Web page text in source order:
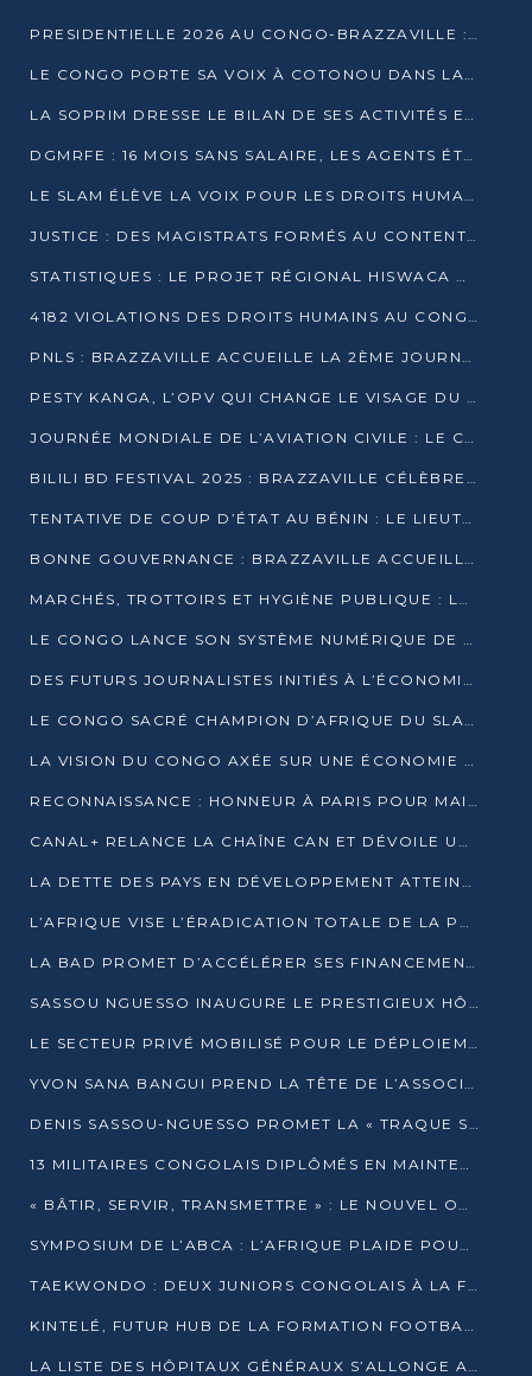
PRESIDENTIELLE 2026 AU CONGO-BRAZZAVILLE : UN CASTING ÉLARGI
LE CONGO PORTE SA VOIX À COTONOU DANS LA LUTTE CONTRE LA TUBERCULOSE
LA SOPRIM DRESSE LE BILAN DE SES ACTIVITÉS ET FIXE DE NOUVELLES PRIORITÉS
DGMRFE : 16 MOIS SANS SALAIRE, LES AGENTS ÉTOUFFENT DANS LE SILENCE
LE SLAM ÉLÈVE LA VOIX POUR LES DROITS HUMAINS À BRAZZAVILLE
JUSTICE : DES MAGISTRATS FORMÉS AU CONTENTIEUX DE LA PROPRIÉTÉ INTELLECTUELLE
STATISTIQUES : LE PROJET RÉGIONAL HISWACA OFFICIELLEMENT LANCÉ AU CONGO
4182 VIOLATIONS DES DROITS HUMAINS AU CONGO EN 2025 SELON LE CAD
PNLS : BRAZZAVILLE ACCUEILLE LA 2ÈME JOURNÉE SCIENTIFIQUE SUR LE VIH/SIDA
PESTY KANGA, L’OPV QUI CHANGE LE VISAGE DU REPORTAGE AU CONGO
JOURNÉE MONDIALE DE L’AVIATION CIVILE : LE CONGO MISE SUR L’INNOVATION ET LA SÉCURITÉ
BILILI BD FESTIVAL 2025 : BRAZZAVILLE CÉLÈBRE DIX ANS DE CRÉATION GRAPHIQUE AFRICAINE
TENTATIVE DE COUP D’ÉTAT AU BÉNIN : LE LIEUTENANT-COLONEL TIGRI S’AUTOPROCLAME CHEF D’UN COMITÉ MILITAIRE
BONNE GOUVERNANCE : BRAZZAVILLE ACCUEILLE LES PREMIÈRES JOURNÉES CONGOLAISES DE L’ÉVALUATION
MARCHÉS, TROTTOIRS ET HYGIÈNE PUBLIQUE : LE GOUVERNEMENT DURCIT LE TON
LE CONGO LANCE SON SYSTÈME NUMÉRIQUE DE VÉRIFICATION DU BOIS
DES FUTURS JOURNALISTES INITIÉS À L’ÉCONOMIE BLEUE DURABLE
LE CONGO SACRÉ CHAMPION D’AFRIQUE DU SLAM 2025
LA VISION DU CONGO AXÉE SUR UNE ÉCONOMIE BAS CARBONE AU RENDEZ-VOUS DE MONACO 2025
RECONNAISSANCE : HONNEUR À PARIS POUR MAIXENT RAOUL OMINGA
CANAL+ RELANCE LA CHAÎNE CAN ET DÉVOILE UNE OFFRE EXCEPTIONNELLE POUR DÉCEMBRE
LA DETTE DES PAYS EN DÉVELOPPEMENT ATTEINT UN SOMMET HISTORIQUE ENTRE 2022 ET 2024
L’AFRIQUE VISE L’ÉRADICATION TOTALE DE LA POLIOMYÉLITE D’ICI 2026
LA BAD PROMET D’ACCÉLÉRER SES FINANCEMENTS AVEC LE MINISTÈRE DE L’ASSAINISSEMENT
SASSOU NGUESSO INAUGURE LE PRESTIGIEUX HÔTEL KEMPINSKI BRAZZAVILLE
LE SECTEUR PRIVÉ MOBILISÉ POUR LE DÉPLOIEMENT DE 19 MINI-CENTRALES SOLAIRES
YVON SANA BANGUI PREND LA TÊTE DE L’ASSOCIATION DES BANQUES CENTRALES AFRICAINES
DENIS SASSOU-NGUESSO PROMET LA « TRAQUE SANS RELÂCHE » DU GRAND BANDITISME
13 MILITAIRES CONGOLAIS DIPLÔMÉS EN MAINTENANCE INDUSTRIELLE APRÈS TROIS ANS DE FORMATION À L’UNIVERSITÉ MARIEN-NGOUABI
« BÂTIR, SERVIR, TRANSMETTRE » : LE NOUVEL OUVRAGE QUI INTERPELLE LES COLLECTIVITÉS
SYMPOSIUM DE L’ABCA : L’AFRIQUE PLAIDE POUR UN FINANCEMENT CLIMATIQUE ÉQUITABLE
TAEKWONDO : DEUX JUNIORS CONGOLAIS À LA FINALE D’OPEN SYRIES 2025 À ABIDJAN
KINTELÉ, FUTUR HUB DE LA FORMATION FOOTBALLISTIQUE AFRICAINE ?
LA LISTE DES HÔPITAUX GÉNÉRAUX S’ALLONGE AU CONGO